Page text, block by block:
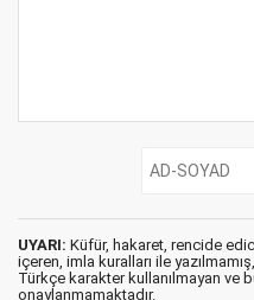
UYARI: Küfür, hakaret, rencide
içeren, imla kuralları ile yazılmamış,
Türkçe karakter kullanılmayan ve
onaylanmamaktadır.